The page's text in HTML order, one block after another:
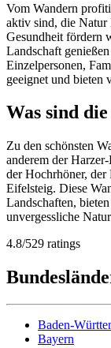
Vom Wandern
aktiv sind, die Natur
Gesundheit fördern
Landschaft
Einzelpersonen,
geeignet und bieten
Was sind
Zu den schönsten
anderem der
der Hochrhöner, der
Eifelsteig. Diese
Landschaften,
unvergessliche
4.8/529 ratings
Baden-
Bayern